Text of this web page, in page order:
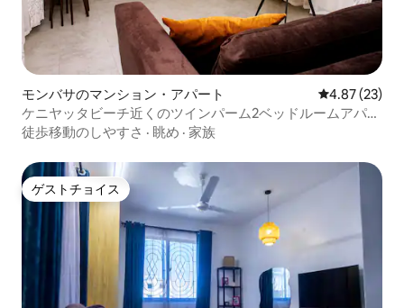
モンバサのマンション・アパート レビュー23
4.87 (23)
ケニヤッタビーチ近くのツインパーム2ベッドルームアパー
トメント
徒歩移動のしやすさ · 眺め · 家族
ゲストチョイス
ゲストチョイス